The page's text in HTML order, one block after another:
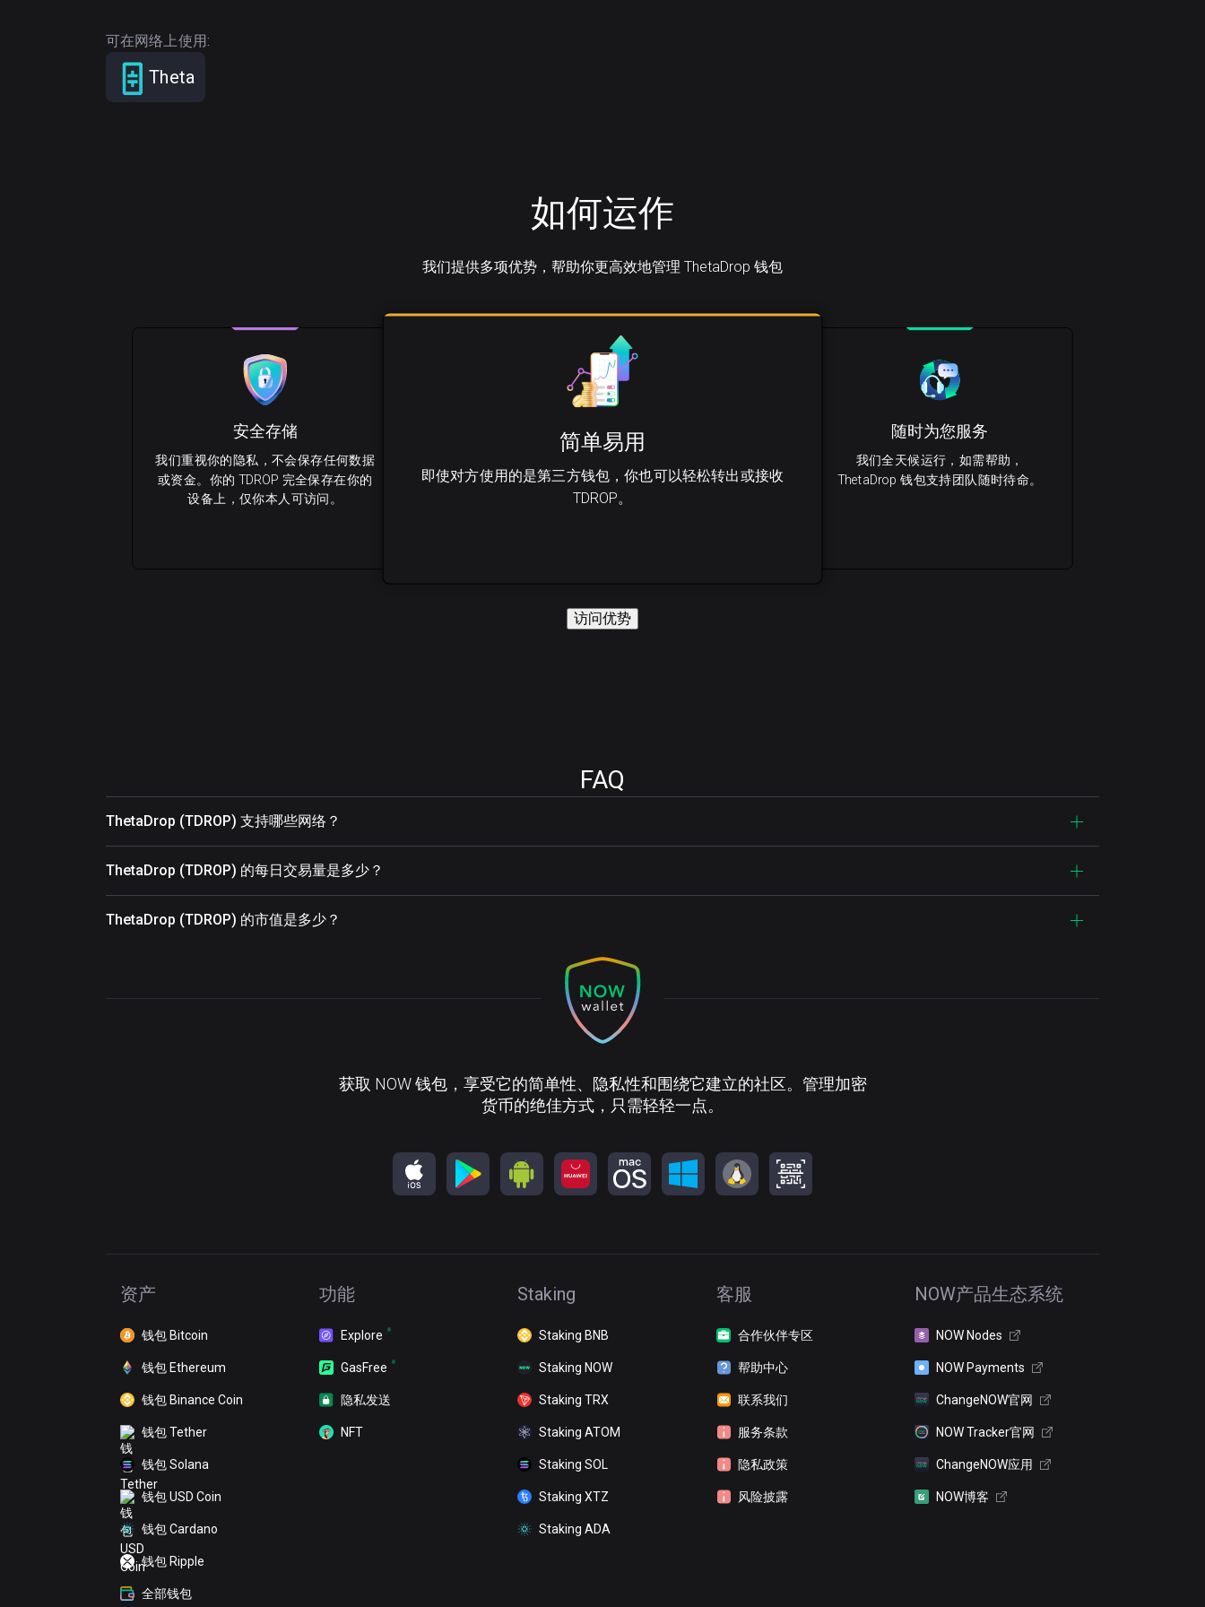
可在网络上使用:
Theta
如何运作
我们提供多项优势，帮助你更高效地管理 ThetaDrop 钱包
简单易用
即使对方使用的是第三方钱包，你也可以轻松转出或接收
TDROP。
随时为您服务
我们全天候运行，如需帮助，
ThetaDrop 钱包支持团队随时待命。
安全存储
我们重视你的隐私，不会保存任何数据
或资金。你的 TDROP 完全保存在你的
设备上，仅你本人可访问。
访问优势
FAQ
ThetaDrop (TDROP) 支持哪些网络？
ThetaDrop (TDROP) 的每日交易量是多少？
ThetaDrop (TDROP) 的市值是多少？
获取 NOW 钱包，享受它的简单性、隐私性和围绕它建立的社区。管理加密
货币的绝佳方式，只需轻轻一点。
资产
钱包 Bitcoin
钱包 Ethereum
钱包 Binance Coin
钱包 Tether
钱包 Solana
钱包 USD Coin
钱包 Cardano
钱包 Ripple
全部钱包
功能
Explore
GasFree
隐私发送
NFT
Staking
Staking BNB
Staking NOW
Staking TRX
Staking ATOM
Staking SOL
Staking XTZ
Staking ADA
客服
合作伙伴专区
帮助中心
联系我们
服务条款
隐私政策
风险披露
NOW产品生态系统
NOW Nodes
NOW Payments
ChangeNOW官网
NOW Tracker官网
ChangeNOW应用
NOW博客